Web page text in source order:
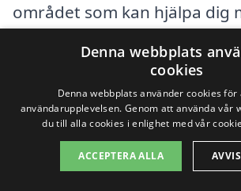
området som kan hjälpa dig
installation, service och
Men ibland kan det vara bra
sina vyer och också
närliggande städer. Här är
Denna webbplats
cookies
Denna webbplats använder cookies
användarupplevelsen. Genom att använda vår
du till alla cookies i enlighet med vår
ACCEPTERA ALLA